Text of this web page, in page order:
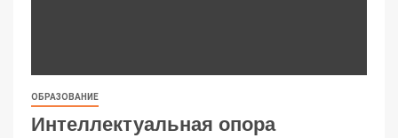
ОБРАЗОВАНИЕ
Интеллектуальная опора